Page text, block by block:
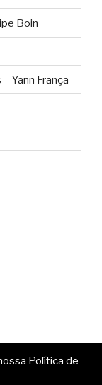
Boin
Yann França
Política de